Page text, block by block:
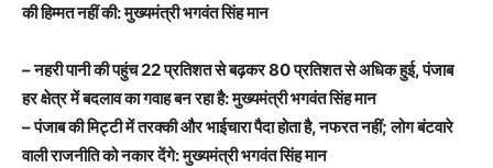
की हिम्मत नहीं की: मुख्यमंत्री भगवंत सिंह मान
– नहरी पानी की पहुंच 22 प्रतिशत से बढ़कर 80 प्रतिशत से अधिक हुई, पंजाब
हर क्षेत्र में बदलाव का गवाह बन रहा है: मुख्यमंत्री भगवंत सिंह मान
– पंजाब की मिट्टी में तरक्की और भाईचारा पैदा होता है, नफरत नहीं; लोग बंटवारे
वाली राजनीति को नकार देंगे: मुख्यमंत्री भगवंत सिंह मान